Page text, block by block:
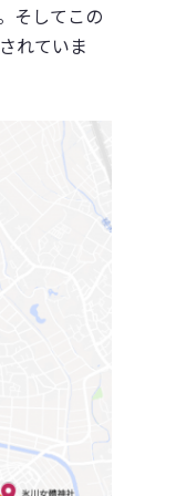
そしてこの
れていま